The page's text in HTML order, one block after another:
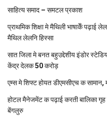
साहित्य समाद – समटल प्रकाश
प्राथमिक शि‍क्षा मे मैथि‍ली भाषाकेँ
मैथिल लेलनि हिस्सा
सात जिला मे बनत बहुउद्देशीय इंडोर
केंद्र देलक 50 करोड़
एम्स मे शिफ्ट होयत डीएमसीएच क
होटल मैनेजमेंट क पढ़ाई करती बालिका
बेंगलुरु